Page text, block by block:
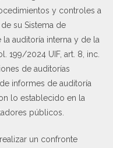
y controles a
su Sistema de
auditoría interna y de la
199/2024 UIF, art. 8, inc.
de auditorías
informes de auditoría
lo establecido en la
públicos.
un confronte